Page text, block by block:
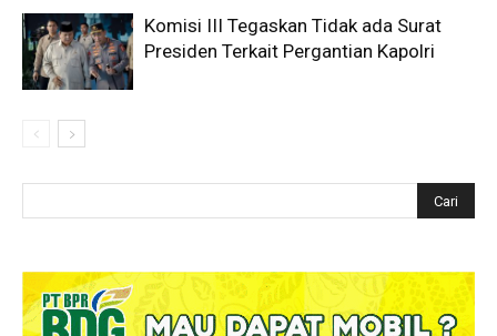
Komisi III Tegaskan Tidak ada Surat
Presiden Terkait Pergantian Kapolri